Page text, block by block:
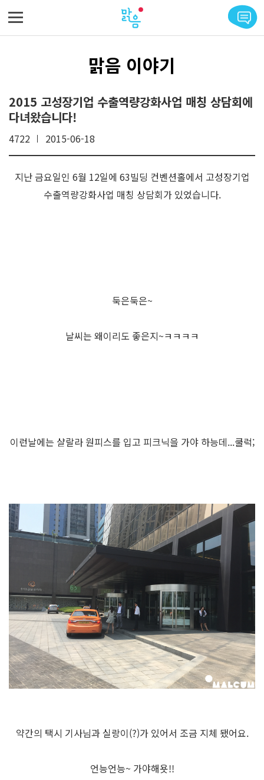
맑음 이야기
2015 고성장기업 수출역량강화사업 매칭 상담회에
다녀왔습니다!
4722 2015-06-18
지난 금요일인 6월 12일에 63빌딩 컨벤션홀에서 고성장기업
수출역량강화사업 매칭 상담회가 있었습니다.
둑은둑은~
날씨는 왜이리도 좋은지~ㅋㅋㅋㅋ
이런날에는 샬랄라 원피스를 입고 피크닉을 가야 하능데...쿨럭;
약간의 택시 기사님과 실랑이(?)가 있어서 조금 지체 됐어요.
언능언능~ 가야해욧!!